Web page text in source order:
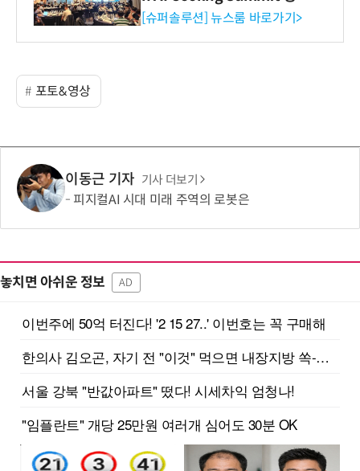
리 성료
[슈퍼솔루션] 뉴스룸 바로가기>
포토&영상
이동근 기자 기사 더보기
피지컬AI 시대 미래 주역의 로봇은
놓치면 아쉬운 정보 AD